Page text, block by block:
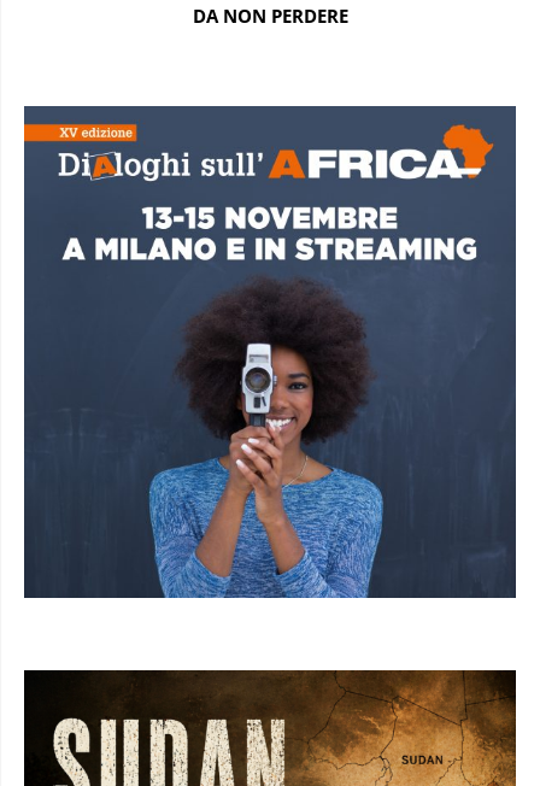
DA NON PERDERE